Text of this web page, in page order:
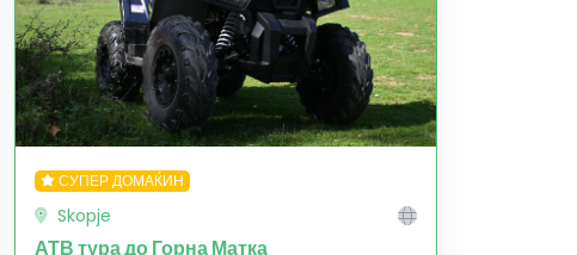
СУПЕР ДОМАЌИН
Skopje
АТВ тура до Горна Матка